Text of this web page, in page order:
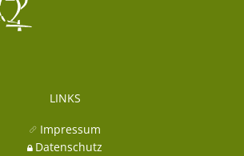
LINKS
Impressum
Datenschutz